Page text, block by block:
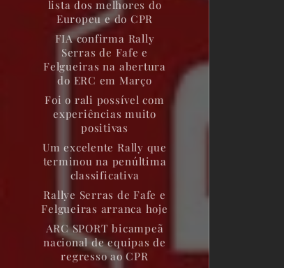
lista dos melhores do
Europeu e do CPR
FIA confirma Rally
Serras de Fafe e
Felgueiras na abertura
do ERC em Março
Foi o rali possível com
experiências muito
positivas
Um excelente Rally que
terminou na penúltima
classificativa
Rallye Serras de Fafe e
Felgueiras arranca hoje
ARC SPORT bicampeã
nacional de equipas de
regresso ao CPR